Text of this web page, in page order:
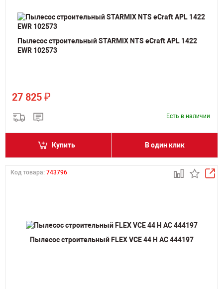
Пылесос строительный STARMIX NTS eCraft APL 1422
EWR 102573
27 825 ₽
Есть в наличии
Купить В один клик
Код товара: 743796
Пылесос строительный FLEX VCE 44 H AC 444197